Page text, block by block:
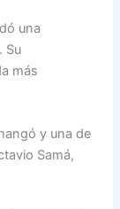
una
Su
más
y una de
Samá,